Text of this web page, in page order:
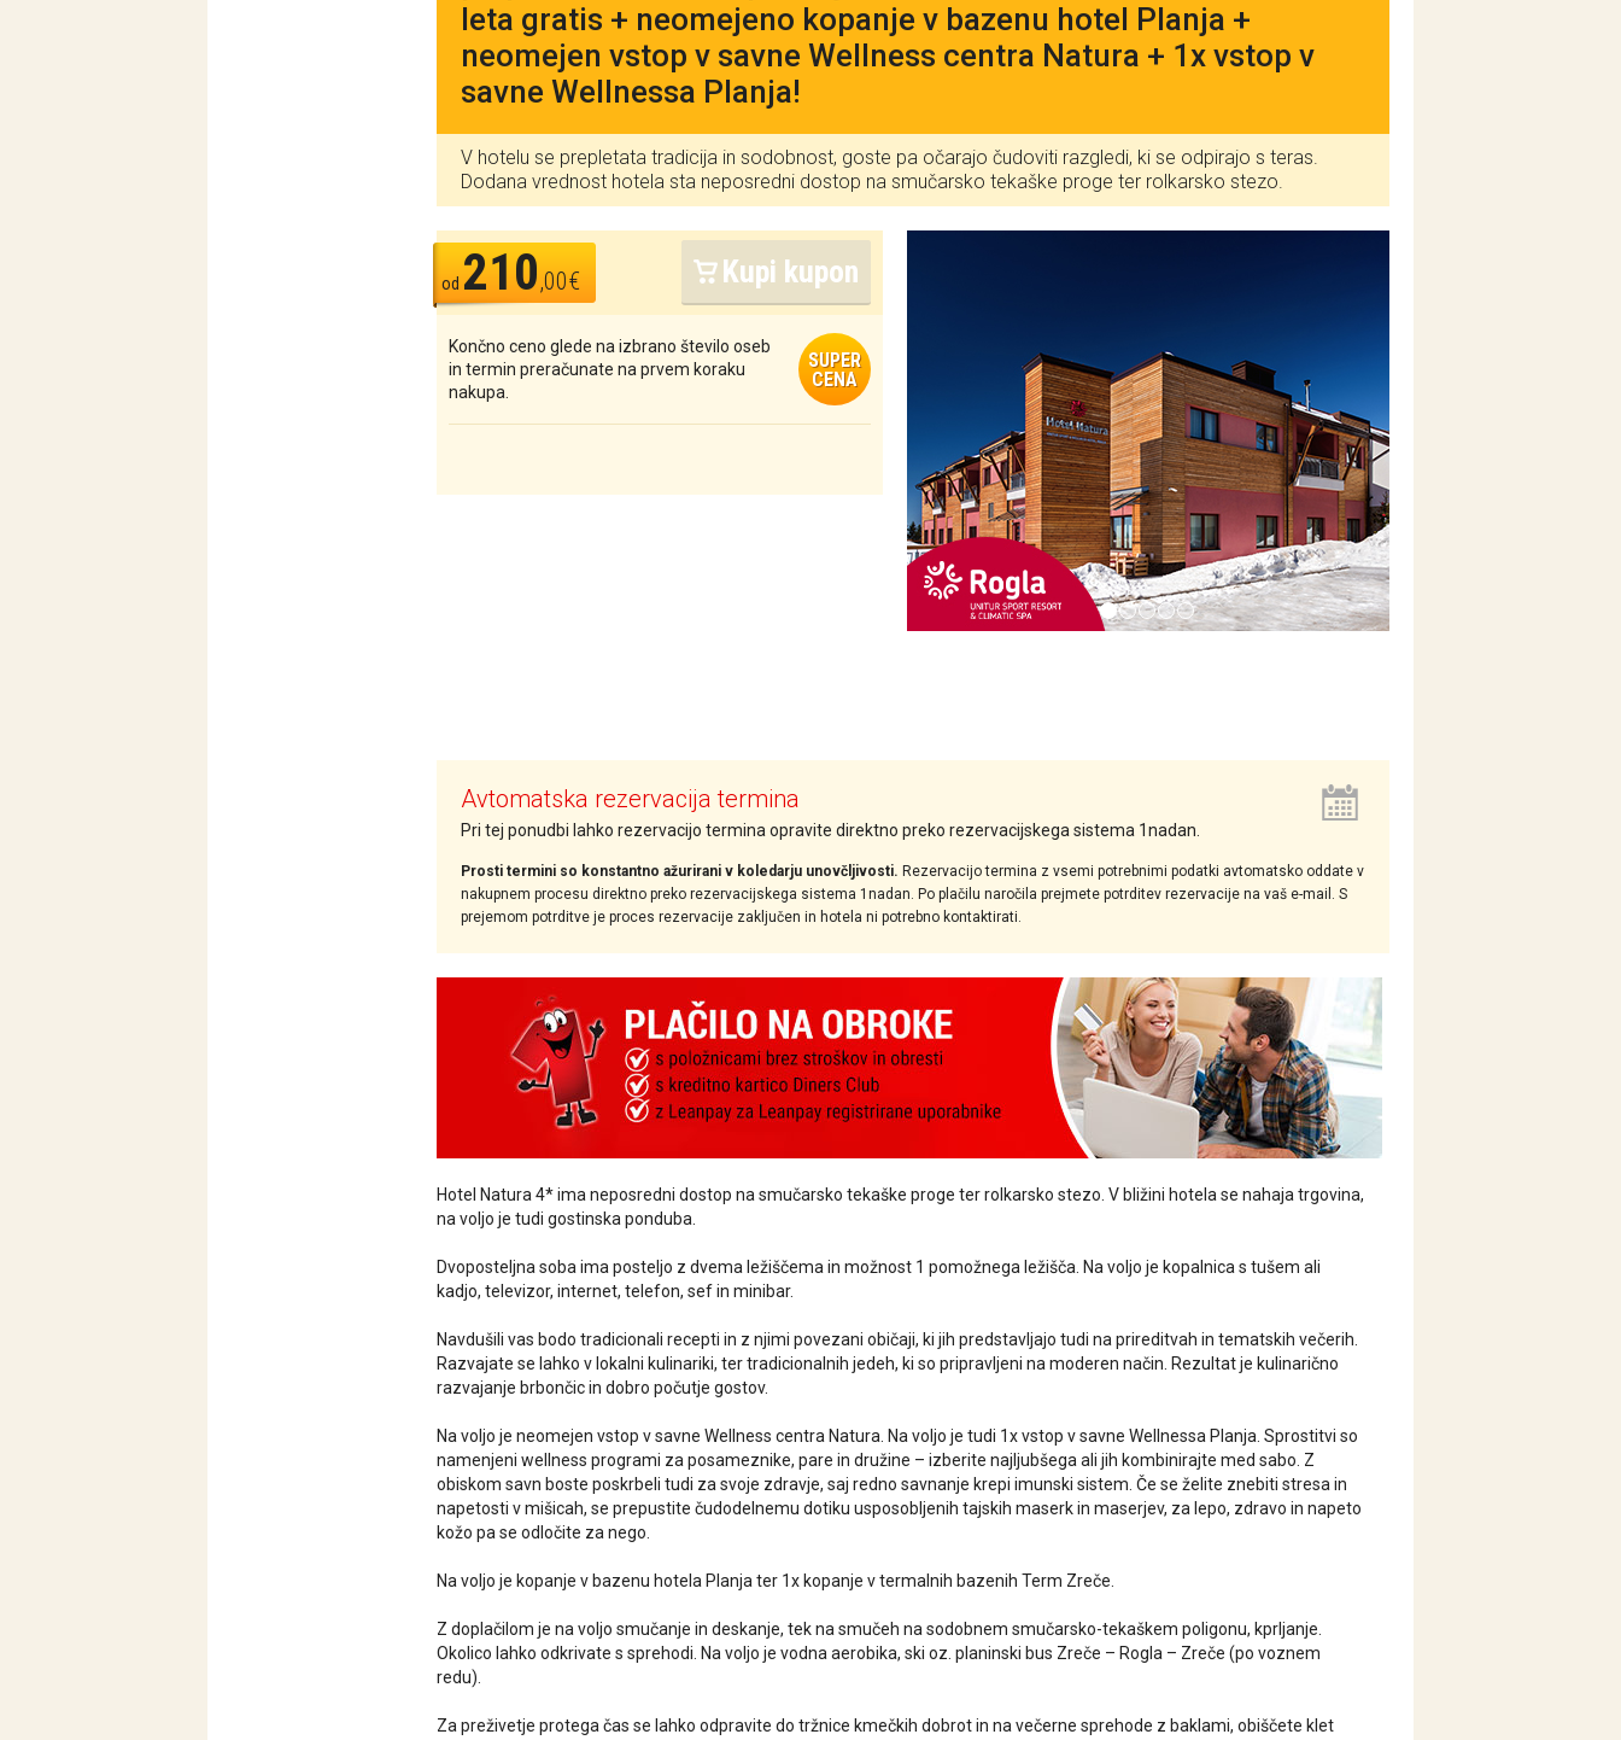
leta gratis + neomejeno kopanje v bazenu hotel Planja +
neomejen vstop v savne Wellness centra Natura + 1x vstop v
savne Wellnessa Planja!
V hotelu se prepletata tradicija in sodobnost, goste pa očarajo čudoviti razgledi, ki se odpirajo s teras.
Dodana vrednost hotela sta neposredni dostop na smučarsko tekaške proge ter rolkarsko stezo.
od 210,00€ Kupi kupon
Končno ceno glede na izbrano število oseb
in termin preračunate na prvem koraku
nakupa.
SUPER
CENA
Avtomatska rezervacija termina
Pri tej ponudbi lahko rezervacijo termina opravite direktno preko rezervacijskega sistema 1nadan.
Prosti termini so konstantno ažurirani v koledarju unovčljivosti. Rezervacijo termina z vsemi potrebnimi podatki avtomatsko oddate v
nakupnem procesu direktno preko rezervacijskega sistema 1nadan. Po plačilu naročila prejmete potrditev rezervacije na vaš e-mail. S
prejemom potrditve je proces rezervacije zaključen in hotela ni potrebno kontaktirati.
Hotel Natura 4* ima neposredni dostop na smučarsko tekaške proge ter rolkarsko stezo. V bližini hotela se nahaja trgovina,
na voljo je tudi gostinska ponduba.
Dvoposteljna soba ima posteljo z dvema ležiščema in možnost 1 pomožnega ležišča. Na voljo je kopalnica s tušem ali
kadjo, televizor, internet, telefon, sef in minibar.
Navdušili vas bodo tradicionali recepti in z njimi povezani običaji, ki jih predstavljajo tudi na prireditvah in tematskih večerih.
Razvajate se lahko v lokalni kulinariki, ter tradicionalnih jedeh, ki so pripravljeni na moderen način. Rezultat je kulinarično
razvajanje brbončic in dobro počutje gostov.
Na voljo je neomejen vstop v savne Wellness centra Natura. Na voljo je tudi 1x vstop v savne Wellnessa Planja. Sprostitvi so
namenjeni wellness programi za posameznike, pare in družine – izberite najljubšega ali jih kombinirajte med sabo. Z
obiskom savn boste poskrbeli tudi za svoje zdravje, saj redno savnanje krepi imunski sistem. Če se želite znebiti stresa in
napetosti v mišicah, se prepustite čudodelnemu dotiku usposobljenih tajskih maserk in maserjev, za lepo, zdravo in napeto
kožo pa se odločite za nego.
Na voljo je kopanje v bazenu hotela Planja ter 1x kopanje v termalnih bazenih Term Zreče.
Z doplačilom je na voljo smučanje in deskanje, tek na smučeh na sodobnem smučarsko-tekaškem poligonu, kprljanje.
Okolico lahko odkrivate s sprehodi. Na voljo je vodna aerobika, ski oz. planinski bus Zreče – Rogla – Zreče (po voznem
redu).
Za preživetje protega čas se lahko odpravite do tržnice kmečkih dobrot in na večerne sprehode z baklami, obiščete klet